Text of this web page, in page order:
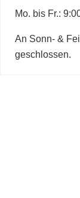
Mo. bis Fr.:
An Sonn- &
geschlossen.